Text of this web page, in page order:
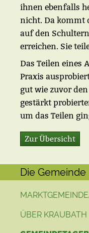
ihnen ebenfalls
nicht. Da kommt
auf den
erreichen. Sie
Das Teilen eines
Praxis
gut wie zuvor
gestärkt
um das Teilen
Zur Übersicht
Die Gemeinde
ÜBER KRAUBATH